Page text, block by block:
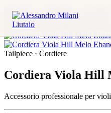
Tailpiece · Cordiere
Cordiera Viola Hill
Accessorio professionale per